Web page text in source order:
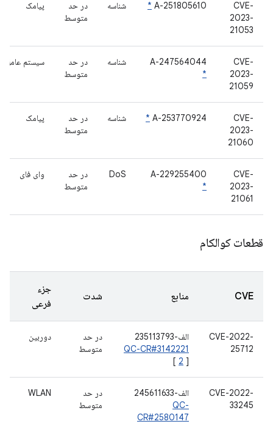
CVE-
2023-
21053
A-251805610
* شناسه
در حد
متوسط
پیامک
CVE-
2023-
21059
A-247564044
*
شناسه
در حد
متوسط
سیستم عامل
CVE-
2023-
21060
A-253770924
* شناسه
در حد
متوسط
پیامک
CVE-
2023-
21061
A-229255400
*
DoS
در حد
متوسط
وای فای
قطعات کوالکام
CVE منابع شدت
جزء
فرعی
CVE-2022-
25712
الف-235113793
QC-CR#3142221
[ 2 ]
در حد
متوسط
دوربین
CVE-2022-
33245
الف-245611633
QC-
CR#2580147
در حد
متوسط
WLAN